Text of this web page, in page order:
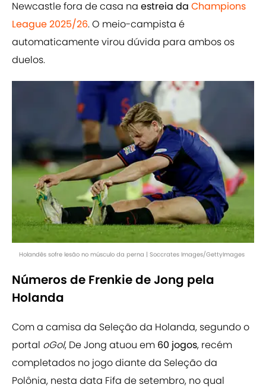
Newcastle fora de casa na estreia da Champions
League 2025/26. O meio-campista é
automaticamente virou dúvida para ambos os
duelos.
Holandês sofre lesão no músculo da perna | Soccrates Images/GettyImages
Números de Frenkie de Jong pela
Holanda
Com a camisa da Seleção da Holanda, segundo o
portal oGol, De Jong atuou em 60 jogos, recém
completados no jogo diante da Seleção da
Polônia, nesta data Fifa de setembro, no qual